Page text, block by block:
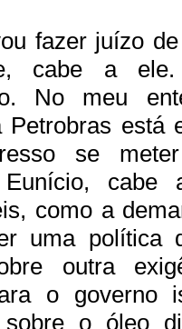
fazer juízo
cabe a
No meu
Petrobras está
se
Eunício, cabe
como a
uma
outra
o governo
sobre o óleo